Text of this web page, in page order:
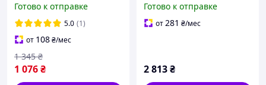
сигнализации и контроля
доступа 12v 7ah
Готово к отправке
5.0 (1)
от 108₴/мес
1 076₴
1 345 ₴
Готово к отправке
от281 ₴/мес
2 813₴